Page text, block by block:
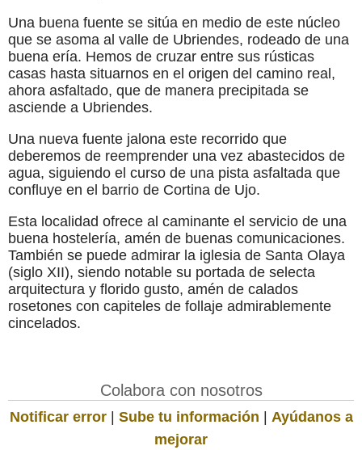
Una buena fuente se sitúa en medio de este núcleo
que se asoma al valle de Ubriendes, rodeado de una
buena ería. Hemos de cruzar entre sus rústicas
casas hasta situarnos en el origen del camino real,
ahora asfaltado, que de manera precipitada se
asciende a Ubriendes.
Una nueva fuente jalona este recorrido que
deberemos de reemprender una vez abastecidos de
agua, siguiendo el curso de una pista asfaltada que
confluye en el barrio de Cortina de Ujo.
Esta localidad ofrece al caminante el servicio de una
buena hostelería, amén de buenas comunicaciones.
También se puede admirar la iglesia de Santa Olaya
(siglo XII), siendo notable su portada de selecta
arquitectura y florido gusto, amén de calados
rosetones con capiteles de follaje admirablemente
cincelados.
Colabora con nosotros
Notificar error| Sube tu información | Ayúdanos a
mejorar